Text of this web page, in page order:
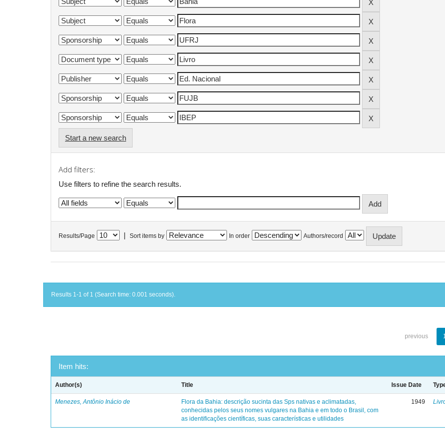
Start a new search
Add filters:
Use filters to refine the search results.
Results/Page Sort items by In order Authors/record
Results 1-1 of 1 (Search time: 0.001 seconds).
previous
Item hits:
Author(s) Title Issue Date
Menezes, Antônio Inácio de
Flora da Bahia: descrição sucinta das Sps nativas e aclimatadas,
conhecidas pelos seus nomes vulgares na Bahia e em todo o Brasil, com
as identificações científicas, suas características e utilidades
1949